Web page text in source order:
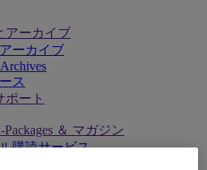
アーカイブ
ーカイブ
ス
ポート
＆ マガジン
購読サービス